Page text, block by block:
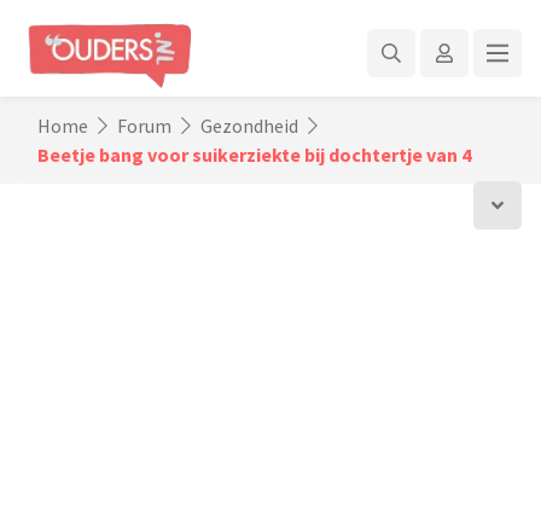
Home Forum
Gezondheid
Beetje bang voor suikerziekte bij dochtertje van 4